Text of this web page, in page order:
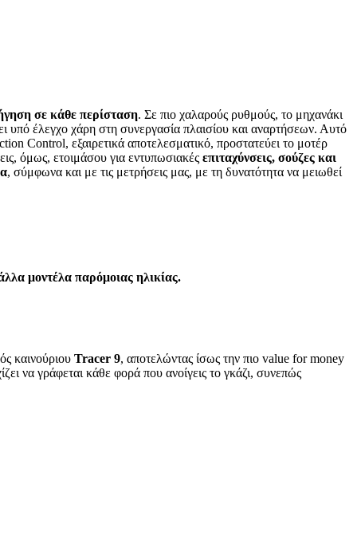
σε κάθε περίσταση. Σε πιο χαλαρούς ρυθμούς, το μηχανάκι
υπό έλεγχο χάρη στη συνεργασία πλαισίου και αναρτήσεων. Αυτό
Control, εξαιρετικά αποτελεσματικό, προστατεύει το μοτέρ
όμως, ετοιμάσου για εντυπωσιακές επιταχύνσεις, σούζες και
, σύμφωνα και με τις μετρήσεις μας, με τη δυνατότητα να μειωθεί
μοντέλα παρόμοιας ηλικίας.
καινούριου Tracer 9, αποτελώντας ίσως την πιο value for money
να γράφεται κάθε φορά που ανοίγεις το γκάζι, συνεπώς